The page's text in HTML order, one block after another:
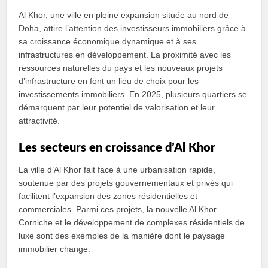
Al Khor, une ville en pleine expansion située au nord de
Doha, attire l’attention des investisseurs immobiliers grâce à
sa croissance économique dynamique et à ses
infrastructures en développement. La proximité avec les
ressources naturelles du pays et les nouveaux projets
d’infrastructure en font un lieu de choix pour les
investissements immobiliers. En 2025, plusieurs quartiers se
démarquent par leur potentiel de valorisation et leur
attractivité.
Les secteurs en croissance d’Al Khor
La ville d’Al Khor fait face à une urbanisation rapide,
soutenue par des projets gouvernementaux et privés qui
facilitent l’expansion des zones résidentielles et
commerciales. Parmi ces projets, la nouvelle Al Khor
Corniche et le développement de complexes résidentiels de
luxe sont des exemples de la manière dont le paysage
immobilier change.